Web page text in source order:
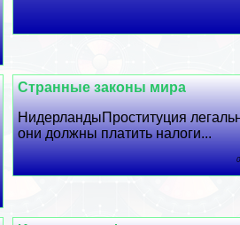
Странные законы мира
НидерландыПроституция
они должны платить налоги...